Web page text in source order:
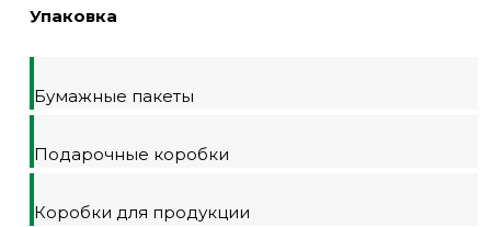
Упаковка
Бумажные пакеты
Подарочные коробки
Коробки для продукции